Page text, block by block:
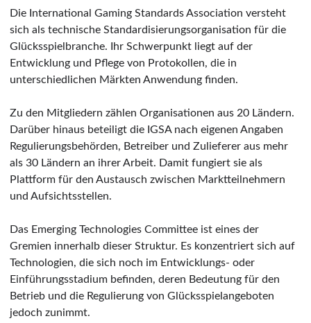
Die International Gaming Standards Association versteht
sich als technische Standardisierungsorganisation für die
Glücksspielbranche. Ihr Schwerpunkt liegt auf der
Entwicklung und Pflege von Protokollen, die in
unterschiedlichen Märkten Anwendung finden.
Zu den Mitgliedern zählen Organisationen aus 20 Ländern.
Darüber hinaus beteiligt die IGSA nach eigenen Angaben
Regulierungsbehörden, Betreiber und Zulieferer aus mehr
als 30 Ländern an ihrer Arbeit. Damit fungiert sie als
Plattform für den Austausch zwischen Marktteilnehmern
und Aufsichtsstellen.
Das Emerging Technologies Committee ist eines der
Gremien innerhalb dieser Struktur. Es konzentriert sich auf
Technologien, die sich noch im Entwicklungs- oder
Einführungsstadium befinden, deren Bedeutung für den
Betrieb und die Regulierung von Glücksspielangeboten
jedoch zunimmt.